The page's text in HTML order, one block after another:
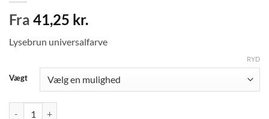
Fra 41,25 kr.
Lysebrun universalfarve
Vægt
RYD